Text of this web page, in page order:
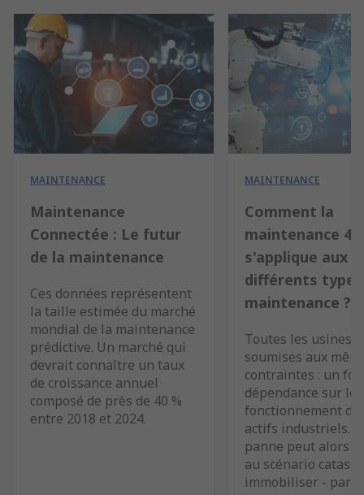
MAINTENANCE
Maintenance
Connectée : Le futur
de la maintenance
Ces données représentent
la taille estimée du marché
mondial de la maintenance
prédictive. Un marché qui
devrait connaître un taux
de croissance annuel
composé de près de 40 %
entre 2018 et 2024.
MAINTENANCE
Comment la
maintenance 4.0
s'applique aux
différents
maintenance ?
Toutes les usines
soumises aux
contraintes : un
dépendance sur le
fonctionnement
actifs industriels.
panne peut alors
au scénario
immobiliser -